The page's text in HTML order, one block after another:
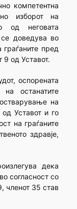
компетентна
изборот на
од неговата
се доведува во
пред
9 од Уставот.
оспорената
останатите
на
Уставот и го
на граѓаните
здравје,
дека
согласност со
членот 35 став